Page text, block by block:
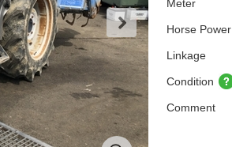
Meter
Horse Power
Linkage
Condition
Comment